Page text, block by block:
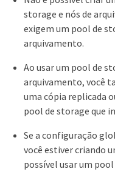
storage e nós de
exigem um pool de
arquivamento.
Ao usar um pool de
arquivamento, você
uma cópia replicada
pool de storage que
Se a configuração
você estiver criando
possível usar um